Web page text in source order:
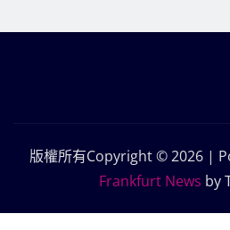
版權所有Copyright © 2026 |
Frankfurt News by